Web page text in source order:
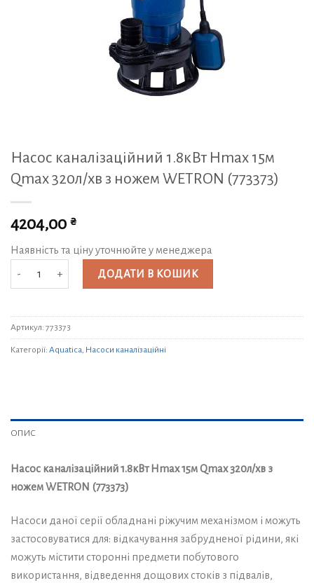
Насос каналізаційний 1.8кВт Hmax 15м
Qmax 320л/хв з ножем WETRON (773373)
4204,00 ₴
Наявність та ціну уточнюйте у менеджера
Насос каналізаційний 1.8кВт Hmax 15м Qmax 320л/хв з ножем WETRON
ДОДАТИ В КОШИК
Артикул: 773373
Категорії: Aquatica, Насоси каналізаційні
ОПИС
Насос каналізаційний 1.8кВт Hmax 15м Qmax 320л/хв з
ножем WETRON (773373)
Насоси даної серії обладнані ріжучим механізмом і можуть
застосовуватися для: відкачування забрудненої рідини, які
можуть містити сторонні предмети побутового
використання, відведення дощових стоків з підвалів,